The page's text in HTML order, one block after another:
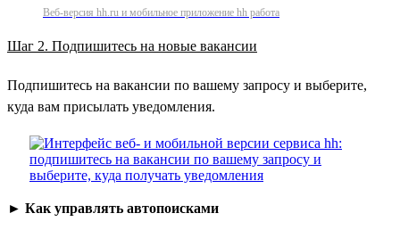
Веб-версия hh.ru и мобильное приложение hh работа
Шаг 2. Подпишитесь на новые вакансии
Подпишитесь на вакансии по вашему запросу и выберите,
куда вам присылать уведомления.
► Как управлять автопоисками